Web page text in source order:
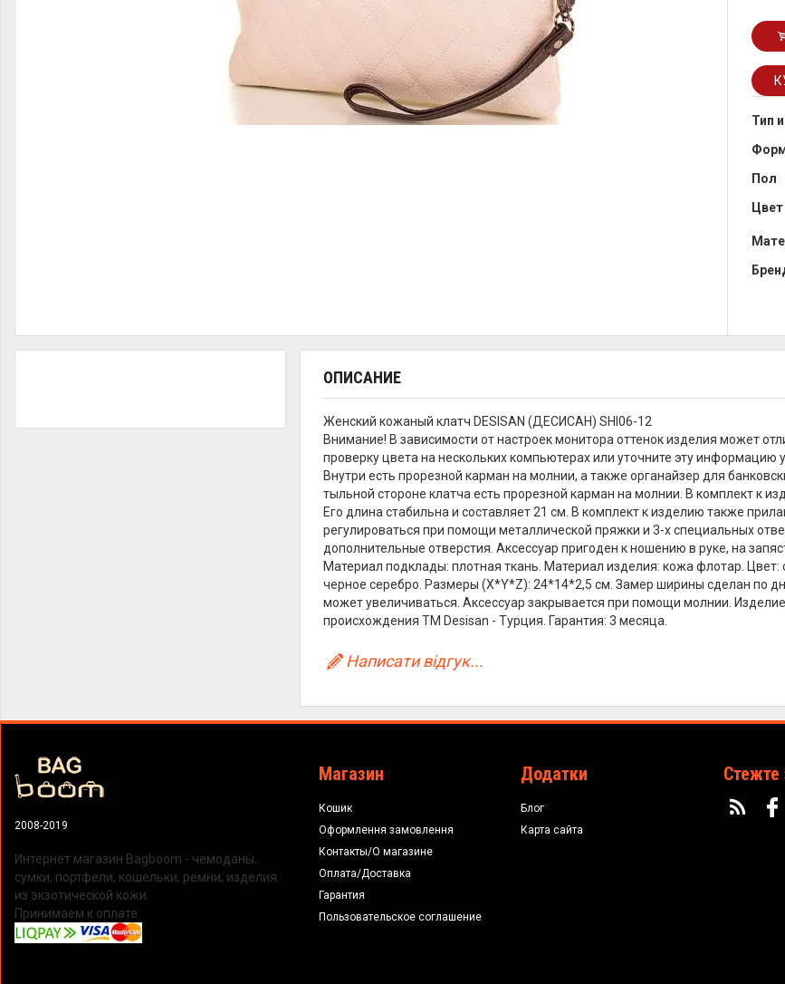
Тип
Пол
Цвет
ОПИСАНИЕ
Женский кожаный клатч DESISAN (ДЕСИСАН) SHI06-12
Внимание! В зависимости от настроек монитора оттенок изделия может
проверку цвета на нескольких компьютерах или уточните эту
Внутри есть прорезной карман на молнии, а также органайзер для
тыльной стороне клатча есть прорезной карман на молнии. В комплект к
Его длина стабильна и составляет 21 см. В комплект к изделию также
регулироваться при помощи металлической пряжки и 3-х специальных
дополнительные отверстия. Аксессуар пригоден к ношению в руке, на
Материал подклады: плотная ткань. Материал изделия: кожа флотар.
черное серебро. Размеры (X*Y*Z): 24*14*2,5 см. Замер ширины сделан по
может увеличиваться. Аксессуар закрывается при помощи молнии.
происхождения ТМ Desisan - Турция. Гарантия: 3 месяца.
Написати відгук...
2008-2019
Интернет магазин Bagboom - чемоданы,
сумки, портфели, кошельки, ремни, изделия
из экзотической кожи.
Принимаем к оплате:
Магазин
Кошик
Оформлення замовлення
Контакты/О магазине
Оплата/Доставка
Гарантия
Пользовательское соглашение
Додатки
Блог
Карта сайта
Стежте